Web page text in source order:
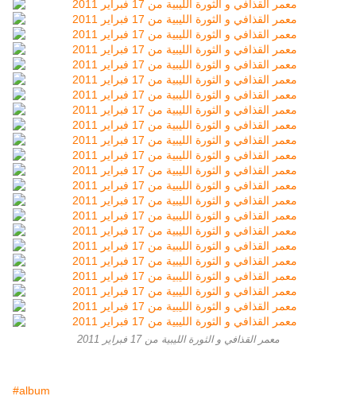
معمر القذافي و الثورة الليبية من 17 فبراير 2011
#album